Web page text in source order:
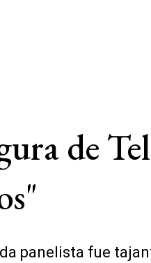
de
panelista fue